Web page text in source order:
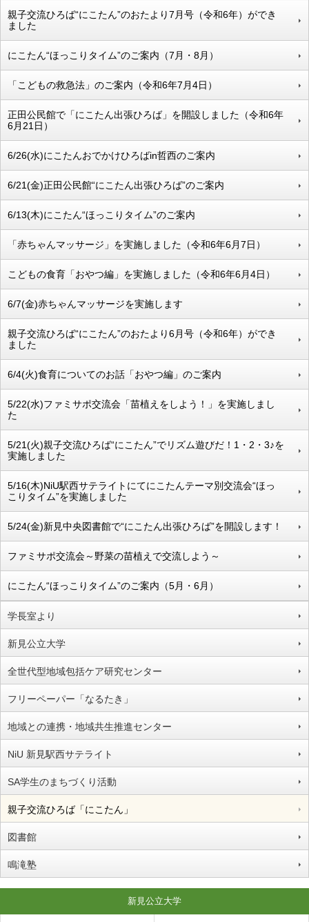
学長室より
新見公立大学
全世代型地域包括ケア研究センター
フリーペーパー「なるたき」
地域との連携・地域共生推進センター
NiU 新見駅西サテライト
SA学生のまちづくり活動
親子交流ひろば「にこたん」
図書館
鳴滝塾
親子交流ひろば“にこたん”のおたより7月号（令和6年）ができ
ました
にこたん“ほっこりタイム”のご案内（7月・8月）
「こどもの救急法」のご案内（令和6年7月4日）
正田公民館で「にこたん出張ひろば」を開設しました（令和6年
6月21日）
6/26(水)にこたんおでかけひろばin哲西のご案内
6/21(金)正田公民館“にこたん出張ひろば”のご案内
6/13(木)にこたん“ほっこりタイム”のご案内
「赤ちゃんマッサージ」を実施しました（令和6年6月7日）
こどもの食育「おやつ編」を実施しました（令和6年6月4日）
6/7(金)赤ちゃんマッサージを実施します
親子交流ひろば“にこたん”のおたより6月号（令和6年）ができ
ました
6/4(火)食育についてのお話「おやつ編」のご案内
5/22(水)ファミサポ交流会「苗植えをしよう！」を実施しまし
た
5/21(火)親子交流ひろば“にこたん”でリズム遊びだ！1・2・3♪を
実施しました
5/16(木)NiU駅西サテライトにてにこたんテーマ別交流会“ほっ
こりタイム”を実施しました
5/24(金)新見中央図書館で“にこたん出張ひろば”を開設します！
ファミサポ交流会～野菜の苗植えで交流しよう～
にこたん“ほっこりタイム”のご案内（5月・6月）
新見公立大学